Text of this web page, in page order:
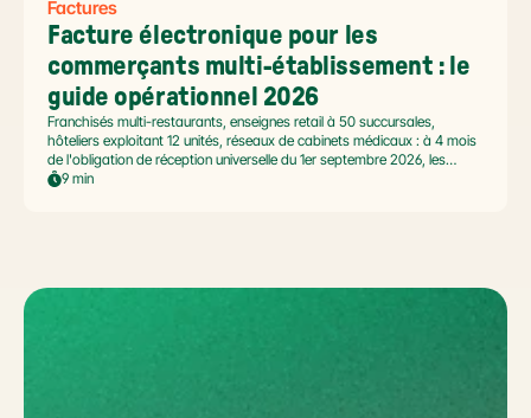
Factures
Facture électronique pour les
commerçants multi-établissement : le
guide opérationnel 2026
Franchisés multi-restaurants, enseignes retail à 50 succursales,
hôteliers exploitant 12 unités, réseaux de cabinets médicaux : à 4 mois
de l'obligation de réception universelle du 1er septembre 2026, les
commerçants multi-établissement ont un défi spécifique. Ce guide
9 min